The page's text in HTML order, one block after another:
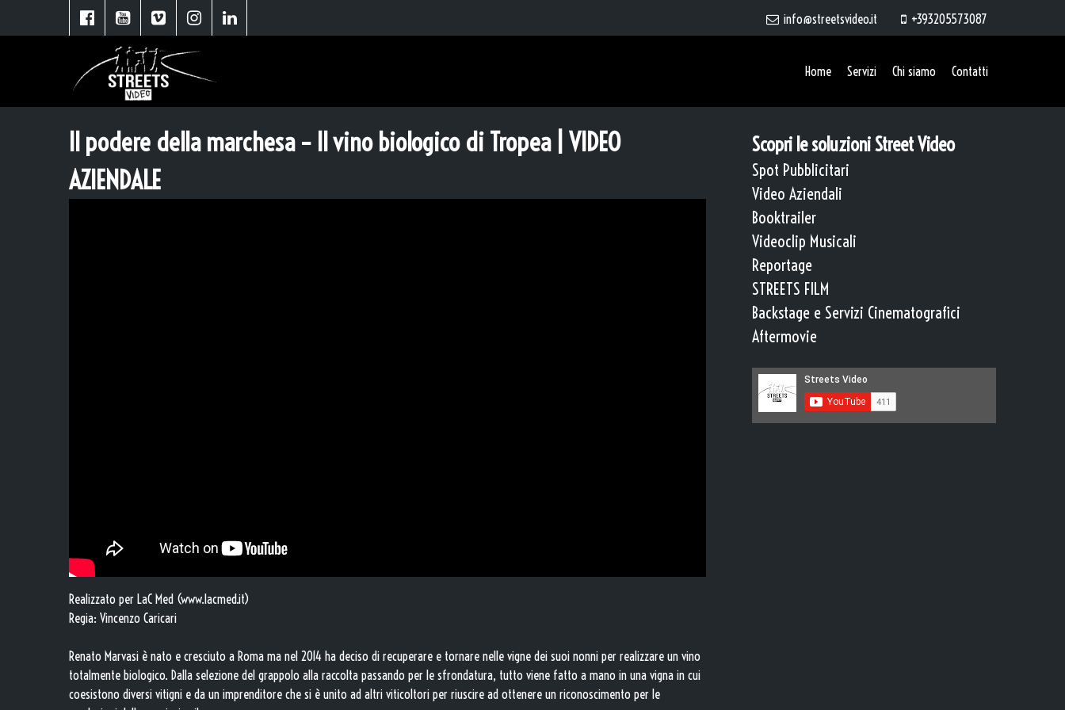
+393205573087
info@streetsvideo.it
Home Servizi Chi siamo Contatti
Il podere della marchesa – Il vino biologico di Tropea | VIDEO
AZIENDALE
Realizzato per LaC Med (www.lacmed.it)
Regia: Vincenzo Caricari
Renato Marvasi è nato e cresciuto a Roma ma nel 2014 ha deciso di recuperare e tornare nelle vigne dei suoi nonni per realizzare un vino
totalmente biologico. Dalla selezione del grappolo alla raccolta passando per le sfrondatura, tutto viene fatto a mano in una vigna in cui
coesistono diversi vitigni e da un imprenditore che si è unito ad altri viticoltori per riuscire ad ottenere un riconoscimento per le
Scopri le soluzioni Street Video
Spot Pubblicitari
Video Aziendali
Booktrailer
Videoclip Musicali
Reportage
STREETS FILM
Backstage e Servizi Cinematografici
Aftermovie